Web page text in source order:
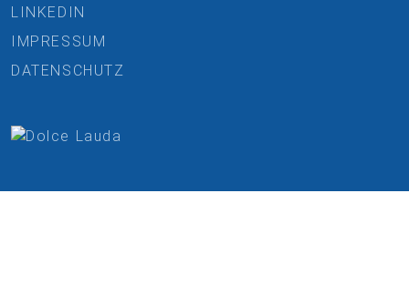
LINKEDIN
IMPRESSUM
DATENSCHUTZ